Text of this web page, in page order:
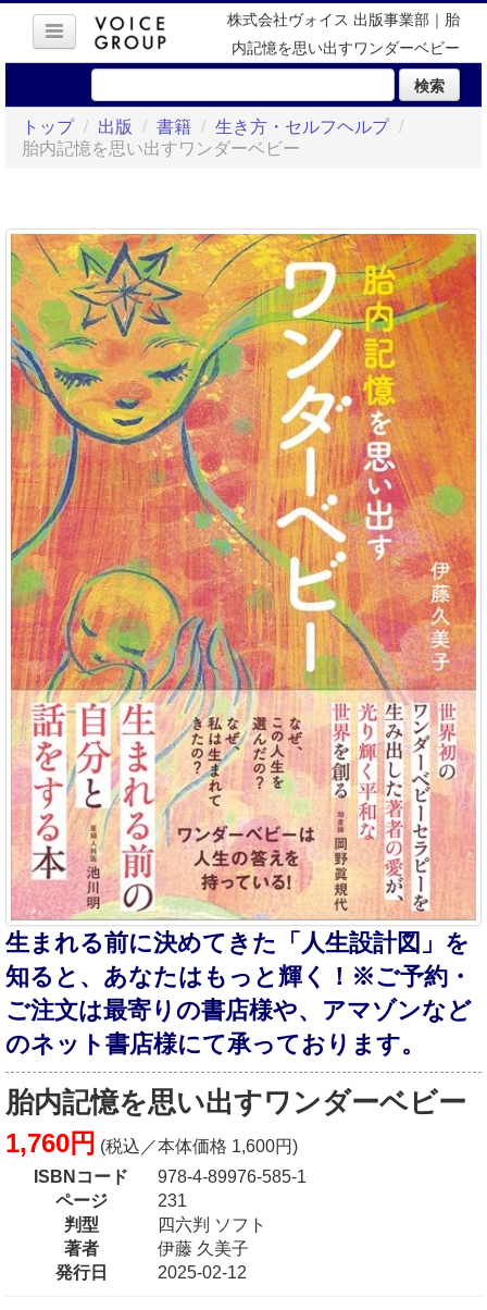
株式会社ヴォイス 出版事業部｜胎
内記憶を思い出すワンダーベビー
検索
トップ / 出版 / 書籍 / 生き方・セルフヘルプ /
胎内記憶を思い出すワンダーベビー
生まれる前に決めてきた「人生設計図」を
知ると、あなたはもっと輝く！※ご予約・
ご注文は最寄りの書店様や、アマゾンなど
のネット書店様にて承っております。
胎内記憶を思い出すワンダーベビー
1,760円 (税込／本体価格 1,600円)
ISBNコード
978-4-89976-585-1
ページ
231
判型
四六判 ソフト
著者
伊藤 久美子
発行日
2025-02-12